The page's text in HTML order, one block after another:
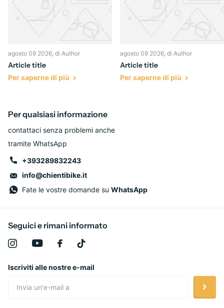
agosto 09 2026, di Author
Article title
Per saperne di più
agosto 09 2026, di Author
Article title
Per saperne di più
Per qualsiasi informazione
contattaci senza problemi anche
tramite WhatsApp
+393289832243
info@chientibike.it
Fate le vostre domande su WhatsApp
Seguici e rimani informato
Iscriviti alle nostre e-mail